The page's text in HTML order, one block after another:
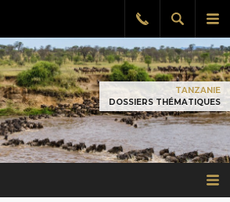
le
Afficher
la
Rappel
gratuit
TANZANIE
DOSSIERS THÉMATIQUES